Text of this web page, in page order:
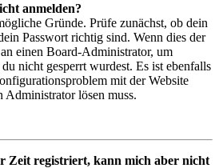
anmelden?
Gründe. Prüfe zunächst, ob dein
Passwort richtig sind. Wenn dies der
einen Board-Administrator, um
du nicht gesperrt wurdest. Es ist ebenfalls
mit der Website
Administrator lösen muss.
Zeit registriert, kann mich aber nicht